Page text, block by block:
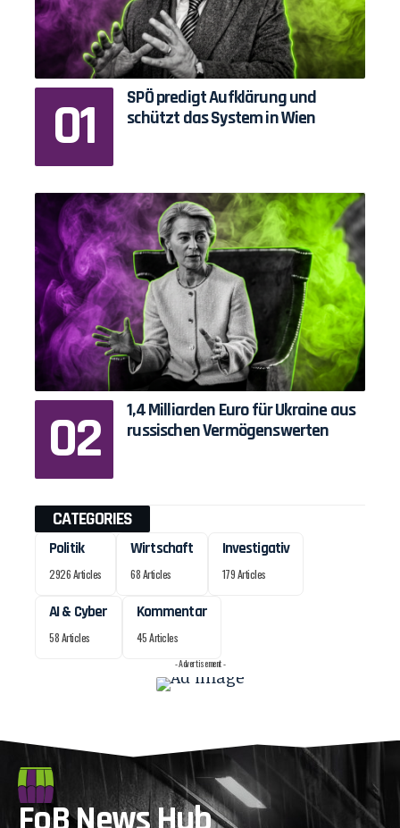
SPÖ predigt Aufklärung und
schützt das System in Wien
1,4 Milliarden Euro für Ukraine aus
russischen Vermögenswerten
CATEGORIES
Politik
2926 Articles
Wirtschaft
68 Articles
Investigativ
179 Articles
AI & Cyber
58 Articles
Kommentar
45 Articles
- Advertisement -